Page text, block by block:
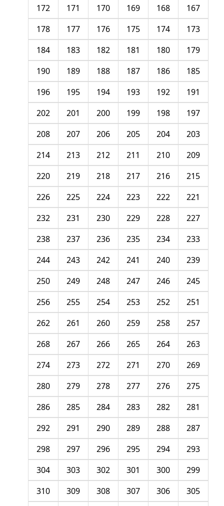
167
168
169
170
171
172
173
174
175
176
177
178
179
180
181
182
183
184
185
186
187
188
189
190
191
192
193
194
195
196
197
198
199
200
201
202
203
204
205
206
207
208
209
210
211
212
213
214
215
216
217
218
219
220
221
222
223
224
225
226
227
228
229
230
231
232
233
234
235
236
237
238
239
240
241
242
243
244
245
246
247
248
249
250
251
252
253
254
255
256
257
258
259
260
261
262
263
264
265
266
267
268
269
270
271
272
273
274
275
276
277
278
279
280
281
282
283
284
285
286
287
288
289
290
291
292
293
294
295
296
297
298
299
300
301
302
303
304
305
306
307
308
309
310